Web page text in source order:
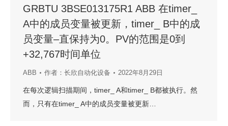
GRBTU 3BSE013175R1 ABB 在timer_
A中的成员变量被更新，timer_ B中的成
员变量–直保持为0。PV的范围是0到
+32,767时间单位
ABB 作者： 长欣自动化设备 2022年8月29日
在每次逻辑扫描期间，timer_ A和timer_ B都被执行。然
而，只有在timer_ A中的成员变量被更新…